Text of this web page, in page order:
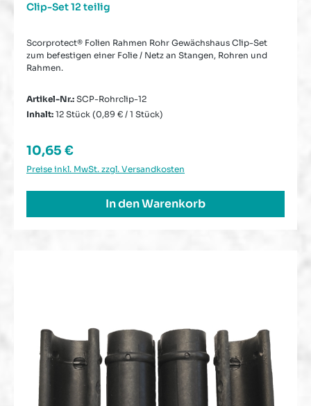
Clip-Set 12 teilig
Scorprotect® Folien Rahmen Rohr Gewächshaus Clip-Set
zum befestigen einer Folie / Netz an Stangen, Rohren und
Rahmen.
Artikel-Nr.: SCP-Rohrclip-12
Inhalt: 12 Stück (0,89 € / 1 Stück)
Regulärer Preis:
10,65 €
Preise inkl. MwSt. zzgl. Versandkosten
In den Warenkorb